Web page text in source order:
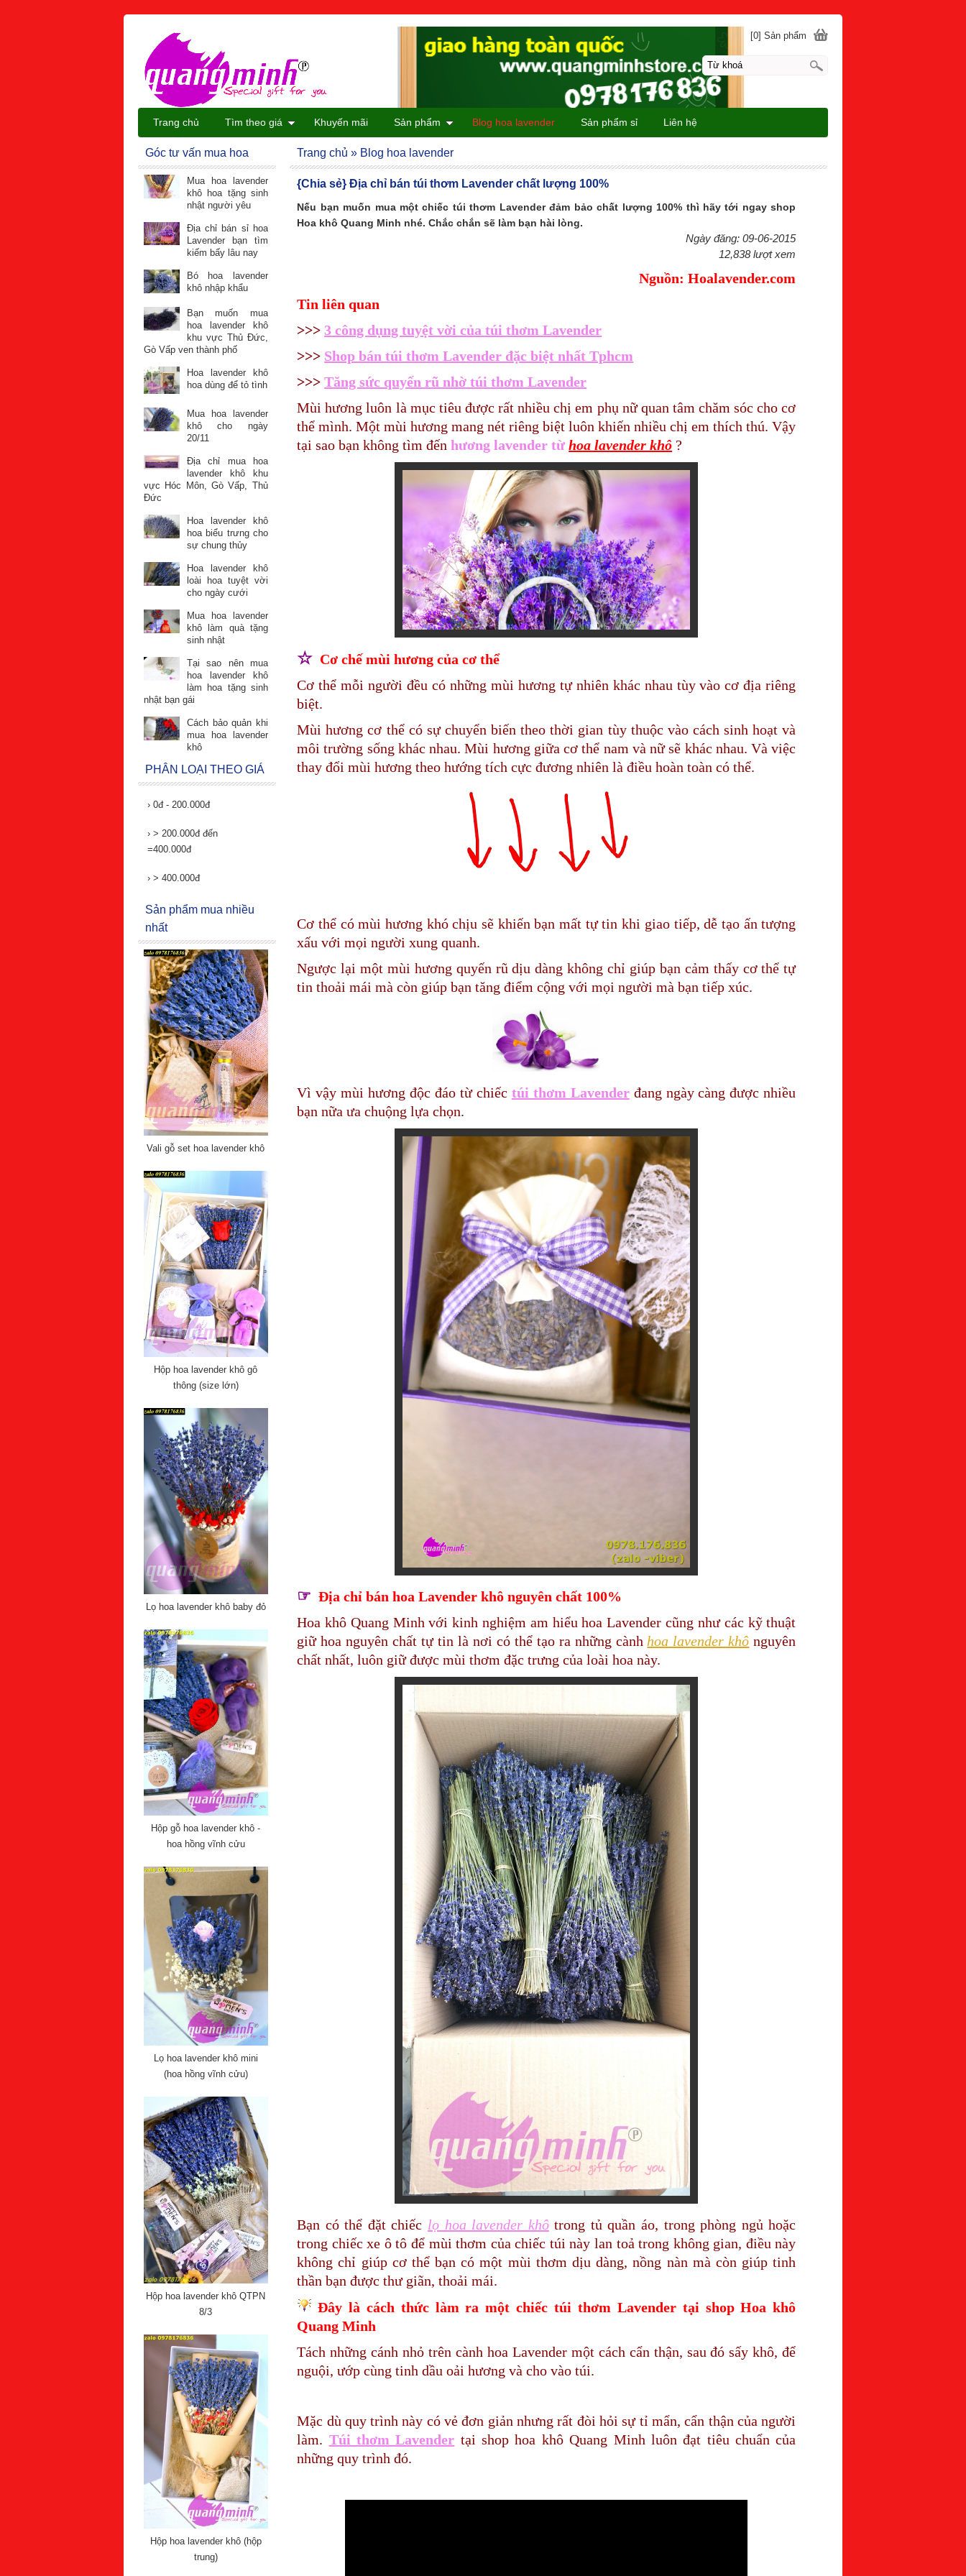
{Chia sẻ} Địa chỉ bán túi thơm Lavender chất lượng 100%
Nếu bạn muốn mua một chiếc túi thơm Lavender đảm bảo chất lượng 100% thì hãy tới ngay shop
Hoa khô Quang Minh nhé. Chắc chắn sẽ làm bạn hài lòng.
Ngày đăng: 09-06-2015
12,838 lượt xem
Nguồn: Hoalavender.com
Tin liên quan
>>>3 công dụng tuyệt vời của túi thơm Lavender
>>> Shop bán túi thơm Lavender đặc biệt nhất Tphcm
>>>Tăng sức quyến rũ nhờ túi thơm Lavender
Mùi hương luôn là mục tiêu được rất nhiều chị em phụ nữ quan tâm chăm sóc cho cơ
thể mình. Một mùi hương mang nét riêng biệt luôn khiến nhiều chị em thích thú. Vậy
tại sao bạn không tìm đếnhương lavender từhoa lavender khô ?
☆ Cơ chế mùi hương của cơ thể
Cơ thể mỗi người đều có những mùi hương tự nhiên khác nhau tùy vào cơ địa riêng
biệt.
Mùi hương cơ thể có sự chuyển biến theo thời gian tùy thuộc vào cách sinh hoạt và
môi trường sống khác nhau. Mùi hương giữa cơ thể nam và nữ sẽ khác nhau. Và việc
thay đổi mùi hương theo hướng tích cực đương nhiên là điều hoàn toàn có thể.
Cơ thể có mùi hương khó chịu sẽ khiến bạn mất tự tin khi giao tiếp, dễ tạo ấn tượng
xấu với mọi người xung quanh.
Ngược lại một mùi hương quyến rũ dịu dàng không chỉ giúp bạn cảm thấy cơ thể tự
tin thoải mái mà còn giúp bạn tăng điểm cộng với mọi người mà bạn tiếp xúc.
Vì vậy mùi hương độc đáo từ chiếc túi thơm Lavenderđang ngày càng được nhiều
bạn nữa ưa chuộng lựa chọn.
☞ Địa chỉ bán hoa Lavender khô nguyên chất 100%
Hoa khô Quang Minh với kinh nghiệm am hiểu hoa Lavender cũng như các kỹ thuật
giữ hoa nguyên chất tự tin là nơi có thể tạo ra những cành hoa lavender khô nguyên
chất nhất, luôn giữ được mùi thơm đặc trưng của loài hoa này.
Bạn có thể đặt chiếc lọ hoa lavender khôtrong tủ quần áo, trong phòng ngủ hoặc
trong chiếc xe ô tô để mùi thơm của chiếc túi này lan toả trong không gian, điều này
không chỉ giúp cơ thể bạn có một mùi thơm dịu dàng, nồng nàn mà còn giúp tinh
thần bạn được thư giãn, thoải mái.
Đây là cách thức làm ra một chiếc túi thơm Lavender tại shop Hoa khô
Quang Minh
Tách những cánh nhỏ trên cành hoa Lavender một cách cẩn thận, sau đó sấy khô, để
nguội, ướp cùng tinh dầu oải hương và cho vào túi.
Mặc dù quy trình này có vẻ đơn giản nhưng rất đòi hỏi sự tỉ mẩn, cẩn thận của người
làm. Túi thơm Lavender tại shop hoa khô Quang Minh luôn đạt tiêu chuẩn của
những quy trình đó.
Trang chủ » Blog hoa lavender
Góc tư vấn mua hoa
Mua hoa lavender
khô hoa tặng sinh
nhật người yêu
Địa chỉ bán sỉ hoa
Lavender bạn tìm
kiếm bấy lâu nay
Bó hoa lavender
khô nhập khẩu
Bạn muốn mua
hoa lavender khô
khu vực Thủ Đức,
Gò Vấp ven thành phố
Hoa lavender khô
hoa dùng để tỏ tình
Mua hoa lavender
khô cho ngày
20/11
Địa chỉ mua hoa
lavender khô khu
vực Hóc Môn, Gò Vấp, Thủ
Đức
Hoa lavender khô
hoa biểu trưng cho
sự chung thủy
Hoa lavender khô
loài hoa tuyệt vời
cho ngày cưới
Mua hoa lavender
khô làm quà tặng
sinh nhật
Tại sao nên mua
hoa lavender khô
làm hoa tặng sinh
nhật bạn gái
Cách bảo quản khi
mua hoa lavender
khô
PHÂN LOẠI THEO GIÁ
› 0đ - 200.000đ
› > 200.000đ đến
=400.000đ
› > 400.000đ
Sản phẩm mua nhiều
nhất
Vali gỗ set hoa lavender khô
Hộp hoa lavender khô gô
thông (size lớn)
Lọ hoa lavender khô baby đỏ
Hộp gỗ hoa lavender khô -
hoa hồng vĩnh cửu
Lọ hoa lavender khô mini
(hoa hồng vĩnh cửu)
Hộp hoa lavender khô QTPN
8/3
Hộp hoa lavender khô (hộp
trung)
[0] Sản phẩm
Trang chủ Tìm theo giá Khuyến mãi Sản phẩm Blog hoa lavender Sản phẩm sỉ Liên hệ